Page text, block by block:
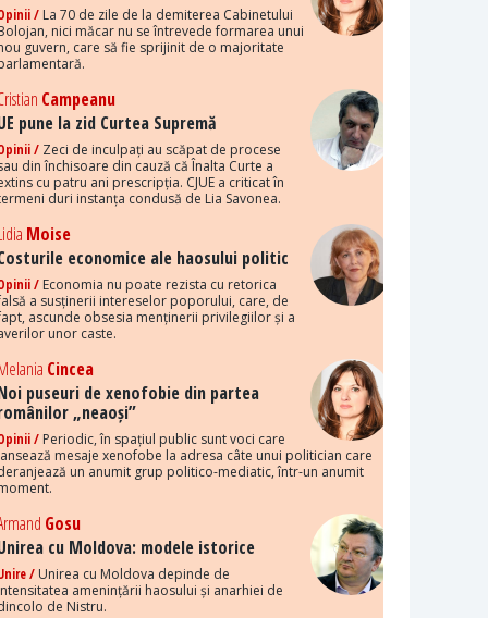
/ La 70 de zile de la demiterea Cabinetului
nici măcar nu se întrevede formarea unui
guvern, care să fie sprijinit de o majoritate
Campeanu
pune la zid Curtea Supremă
/ Zeci de inculpați au scăpat de procese
din închisoare din cauză că Înalta Curte a
cu patru ani prescripția. CJUE a criticat în
duri instanța condusă de Lia Savonea.
Moise
economice ale haosului politic
/ Economia nu poate rezista cu retorica
a susținerii intereselor poporului, care, de
ascunde obsesia menținerii privilegiilor și a
unor caste.
Cincea
puseuri de xenofobie din partea
„neaoși”
/ Periodic, în spațiul public sunt voci care
mesaje xenofobe la adresa câte unui politician care
un anumit grup politico-mediatic, într-un anumit
Gosu
cu Moldova: modele istorice
/ Unirea cu Moldova depinde de
amenințării haosului și anarhiei de
de Nistru.